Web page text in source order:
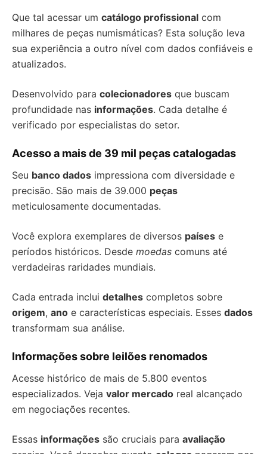
Que tal acessar um catálogo profissional com
milhares de peças numismáticas? Esta solução leva
sua experiência a outro nível com dados confiáveis e
atualizados.
Desenvolvido para colecionadores que buscam
profundidade nas informações. Cada detalhe é
verificado por especialistas do setor.
Acesso a mais de 39 mil peças catalogadas
Seu banco dados impressiona com diversidade e
precisão. São mais de 39.000 peças
meticulosamente documentadas.
Você explora exemplares de diversos países e
períodos históricos. Desde moedas comuns até
verdadeiras raridades mundiais.
Cada entrada inclui detalhes completos sobre
origem, ano e características especiais. Esses dados
transformam sua análise.
Informações sobre leilões renomados
Acesse histórico de mais de 5.800 eventos
especializados. Veja valor mercado real alcançado
em negociações recentes.
Essas informações são cruciais para avaliação